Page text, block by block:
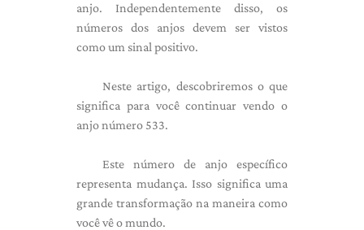
anjo. Independentemente disso, os
números dos anjos devem ser vistos
como um sinal positivo.
Neste artigo, descobriremos o que
significa para você continuar vendo o
anjo número 533.
Este número de anjo específico
representa mudança. Isso significa uma
grande transformação na maneira como
você vê o mundo.